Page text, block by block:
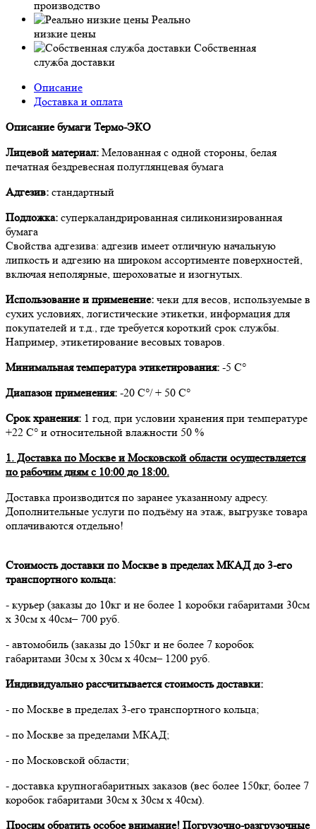
производство
Реально
низкие цены
Собственная
служба доставки
Описание
Доставка и оплата
Описание бумаги Термо-ЭКО
Лицевой материал: Мелованная с одной стороны, белая
печатная бездревесная полуглянцевая бумага
Адгезив: стандартный
Подложка: суперкаландрированная силиконизированная
бумага
Свойства адгезива: адгезив имеет отличную начальную
липкость и адгезию на широком ассортименте поверхностей,
включая неполярные, шероховатые и изогнутых.
Использование и применение: чеки для весов, используемые в
сухих условиях, логистические этикетки, информация для
покупателей и т.д., где требуется короткий срок службы.
Например, этикетирование весовых товаров.
Минимальная температура этикетирования: -5 С°
Диапазон применения: -20 С°/ + 50 С°
Срок хранения: 1 год, при условии хранения при температуре
+22 С° и относительной влажности 50 %
1. Доставка по Москве и Московской области осуществляется
по рабочим дням с 10:00 до 18:00.
Доставка производится по заранее указанному адресу.
Дополнительные услуги по подъёму на этаж, выгрузке товара
оплачиваются отдельно!
Стоимость доставки по Москве в пределах МКАД до 3-его
транспортного кольца:
- курьер (заказы до 10кг и не более 1 коробки габаритами 30см
х 30см х 40см– 700 руб.
- автомобиль (заказы до 150кг и не более 7 коробок
габаритами 30см х 30см х 40см– 1200 руб.
Индивидуально рассчитывается стоимость доставки:
- по Москве в пределах 3-его транспортного кольца;
- по Москве за пределами МКАД;
- по Московской области;
- доставка крупногабаритных заказов (вес более 150кг, более 7
коробок габаритами 30см х 30см х 40см).
Просим обратить особое внимание! Погрузочно-разгрузочные